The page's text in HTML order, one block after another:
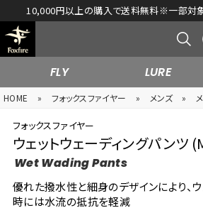
10,000円以上の購入で送料無料※一部対象
FLY LURE
HOME » フォックスファイヤー » メンズ »
フォックスファイヤー
ウェットウェーディングパンツ
Wet Wading Pants
優れた撥水性と細身のデザインにより、
時には水流の抵抗を軽減